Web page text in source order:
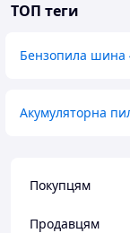
ТОП теги
Бензопила шина
Акумуляторна
Покупцям
Продавцям